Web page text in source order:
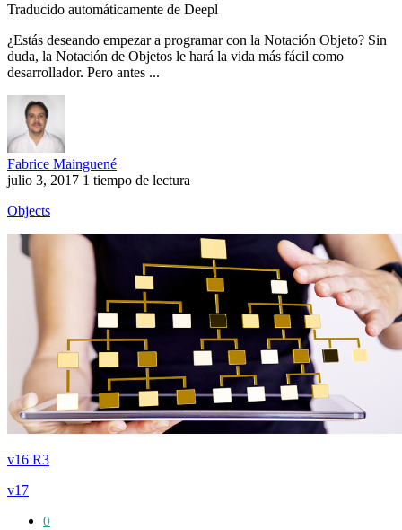
Traducido automáticamente de Deepl
¿Estás deseando empezar a programar con la Notación Objeto? Sin
duda, la Notación de Objetos le hará la vida más fácil como
desarrollador. Pero antes ...
Fabrice Mainguené
julio 3, 2017 1 tiempo de lectura
Objects
v16 R3
v17
0